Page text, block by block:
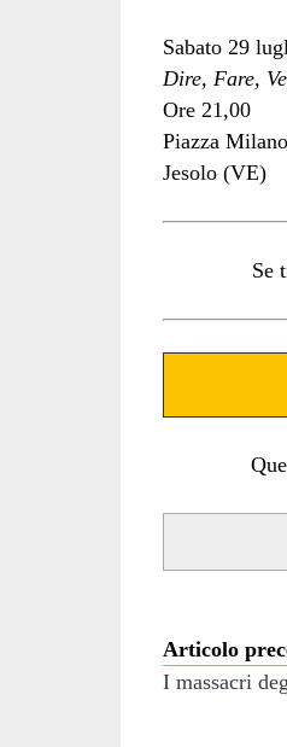
Sabato 29
Dire, Fare,
Ore 21,00
Piazza Milano
Jesolo (VE)
Se
Articolo
I massacri